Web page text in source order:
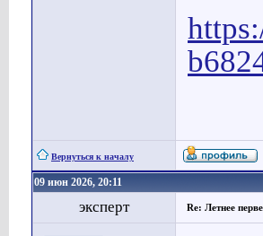
Вернуться к началу
09 июн 2026, 20:11
эксперт Re: Летнее